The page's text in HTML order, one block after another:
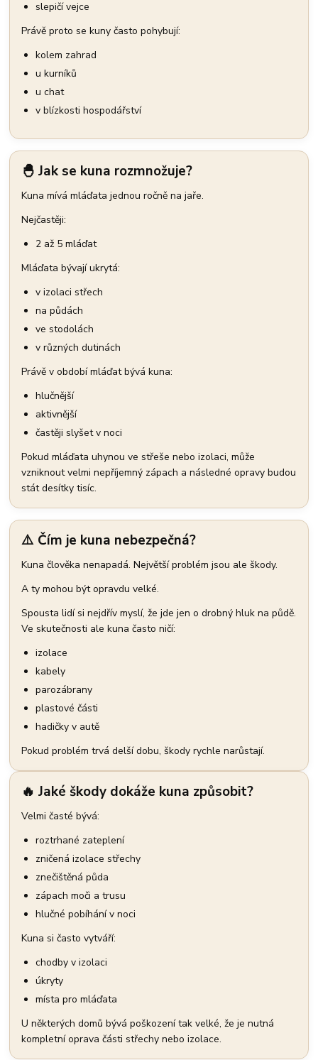
slepičí vejce
Právě proto se kuny často pohybují:
kolem zahrad
u kurníků
u chat
v blízkosti hospodářství
🐣 Jak se kuna rozmnožuje?
Kuna mívá mláďata jednou ročně na jaře.
Nejčastěji:
2 až 5 mláďat
Mláďata bývají ukrytá:
v izolaci střech
na půdách
ve stodolách
v různých dutinách
Právě v období mláďat bývá kuna:
hlučnější
aktivnější
častěji slyšet v noci
Pokud mláďata uhynou ve střeše nebo izolaci, může
vzniknout velmi nepříjemný zápach a následné opravy budou
stát desítky tisíc.
⚠️ Čím je kuna nebezpečná?
Kuna člověka nenapadá. Největší problém jsou ale škody.
A ty mohou být opravdu velké.
Spousta lidí si nejdřív myslí, že jde jen o drobný hluk na půdě.
Ve skutečnosti ale kuna často ničí:
izolace
kabely
parozábrany
plastové části
hadičky v autě
Pokud problém trvá delší dobu, škody rychle narůstají.
🔥 Jaké škody dokáže kuna způsobit?
Velmi časté bývá:
roztrhané zateplení
zničená izolace střechy
znečištěná půda
zápach moči a trusu
hlučné pobíhání v noci
Kuna si často vytváří:
chodby v izolaci
úkryty
místa pro mláďata
U některých domů bývá poškození tak velké, že je nutná
kompletní oprava části střechy nebo izolace.